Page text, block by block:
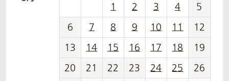
1 2 3 4
5
6
7 8 9 10 11
12
13
14 15 16 17 18
19
20
21 22 23 24 25
26